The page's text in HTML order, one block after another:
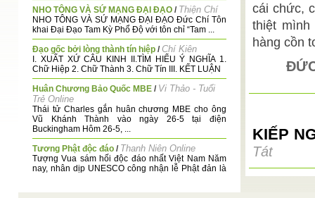
NHO TÔNG VÀ SỨ MẠNG ĐẠI ĐẠO / Thiện Chí
NHO TÔNG VÀ SỨ MẠNG ĐẠI ĐẠO Đức Chí Tôn
khai Đại Đạo Tam Kỳ Phổ Độ với tôn chỉ “Tam ...
Đạo gốc bởi lòng thành tín hiệp /Chí Kiên
I. XUẤT XỨ CÂU KINH II.TÌM HIỂU Ý NGHĨA 1.
Chữ Hiệp 2. Chữ Thành 3. Chữ Tín III. KẾT LUẬN
Huân Chương Bảo Quốc MBE / Vi Thảo - Tuổi
Trẻ Online
Thái tử Charles gắn huân chương MBE cho ông
Vũ Khánh Thành vào ngày 26-5 tại điện
Buckingham Hôm 26-5, ...
Tương Phật độc đáo / Thanh Niên Online
Tượng Vua sám hối độc đáo nhất Việt Nam Năm
nay, nhân dịp UNESCO công nhận lễ Phật đản là
cái chức,
thiệt
hàng cồn
KIẾP
Tát